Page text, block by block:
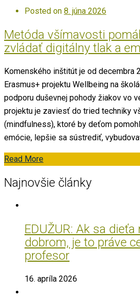
Posted on 8. júna 2026
Metóda všímavosti
zvládať digitálny tlak a
Komenského inštitút je od decembra
Erasmus+ projektu Wellbeing na
podporu duševnej pohody žiakov vo
projektu je zaviesť do tried techniky
(mindfulness), ktoré by deťom
emócie, lepšie sa sústrediť,
Read More
Najnovšie články
EDUŽUR: Ak sa
dobrom, je to práve
profesor
16. apríla 2026